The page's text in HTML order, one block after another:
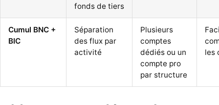
fonds de tiers
Cumul BNC +
BIC
Séparation
des flux par
activité
Plusieurs
comptes
dédiés ou un
compte pro
par structure
les